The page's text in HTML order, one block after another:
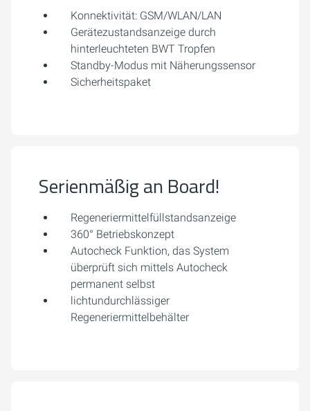
Konnektivität: GSM/WLAN/LAN
Gerätezustandsanzeige durch
hinterleuchteten BWT Tropfen
Standby-Modus mit Näherungssensor
Sicherheitspaket
Serienmäßig an Board!
Regeneriermittelfüllstandsanzeige
360° Betriebskonzept
Autocheck Funktion, das System
überprüft sich mittels Autocheck
permanent selbst
lichtundurchlässiger
Regeneriermittelbehälter